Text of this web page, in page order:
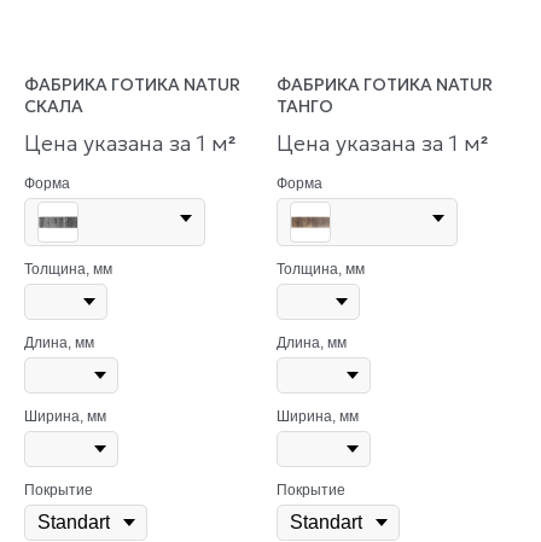
ФАБРИКА ГОТИКА NATUR
СКАЛА
Цена указана за 1 м²
Форма
Толщина, мм
Длина, мм
Ширина, мм
Покрытие
ФАБРИКА ГОТИКА NATUR
ТАНГО
Цена указана за 1 м²
Форма
Толщина, мм
Длина, мм
Ширина, мм
Покрытие